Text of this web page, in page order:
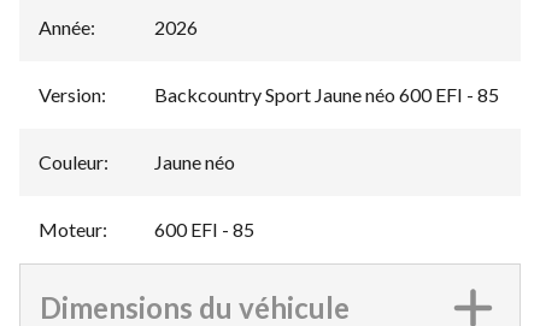
Année: 2026
Version: Backcountry Sport Jaune néo 600 EFI - 85
Couleur: Jaune néo
Moteur: 600 EFI - 85
Dimensions du véhicule